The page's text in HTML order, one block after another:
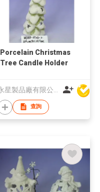
Porcelain Christmas
Tree Candle Holder
查詢